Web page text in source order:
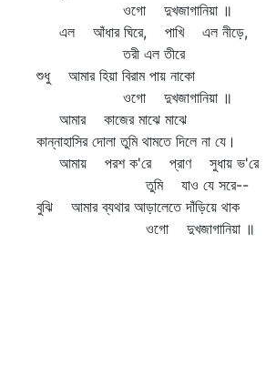
ওগো দুখজাগানিয়া ॥
এল আঁধার ঘিরে, পাখি এল নীড়ে,
তরী এল তীরে
শুধু আমার হিয়া বিরাম পায় নাকো
ওগো দুখজাগানিয়া ॥
আমার কাজের মাঝে মাঝে
কান্নাহাসির দোলা তুমি থামতে দিলে না যে।
আমায় পরশ ক'রে প্রাণ সুধায় ভ'রে
তুমি যাও যে সরে--
বুঝি আমার ব্যথার আড়ালেতে দাঁড়িয়ে থাক
ওগো দুখজাগানিয়া ॥